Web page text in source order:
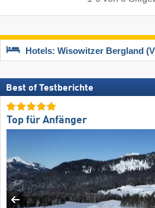
Hotels: Wisowitzer Bergland
Best of Testberichte
Top für Anfänger